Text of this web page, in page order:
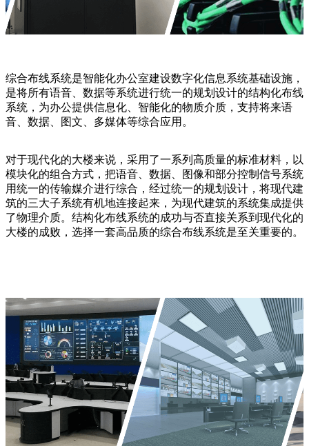
综合布线系统是智能化办公室建设数字化信息系统基础设施，
是将所有语音、数据等系统进行统一的规划设计的结构化布线
系统，为办公提供信息化、智能化的物质介质，支持将来语
音、数据、图文、多媒体等综合应用。
对于现代化的大楼来说，采用了一系列高质量的标准材料，以
模块化的组合方式，把语音、数据、图像和部分控制信号系统
用统一的传输媒介进行综合，经过统一的规划设计，将现代建
筑的三大子系统有机地连接起来，为现代建筑的系统集成提供
了物理介质。结构化布线系统的成功与否直接关系到现代化的
大楼的成败，选择一套高品质的综合布线系统是至关重要的。